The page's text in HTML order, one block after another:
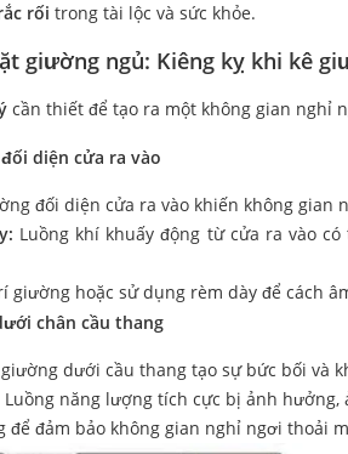
rối trong tài lộc và sức khỏe.
giường ngủ: Kiêng kỵ khi kê
cần thiết để tạo ra một không gian nghỉ
diện cửa ra vào
đối diện cửa ra vào khiến không gian
Luồng khí khuấy động từ cửa ra vào
giường hoặc sử dụng rèm dày để cách
chân cầu thang
giường dưới cầu thang tạo sự bức bối và
Luồng năng lượng tích cực bị ảnh hưởng,
để đảm bảo không gian nghỉ ngơi thoải